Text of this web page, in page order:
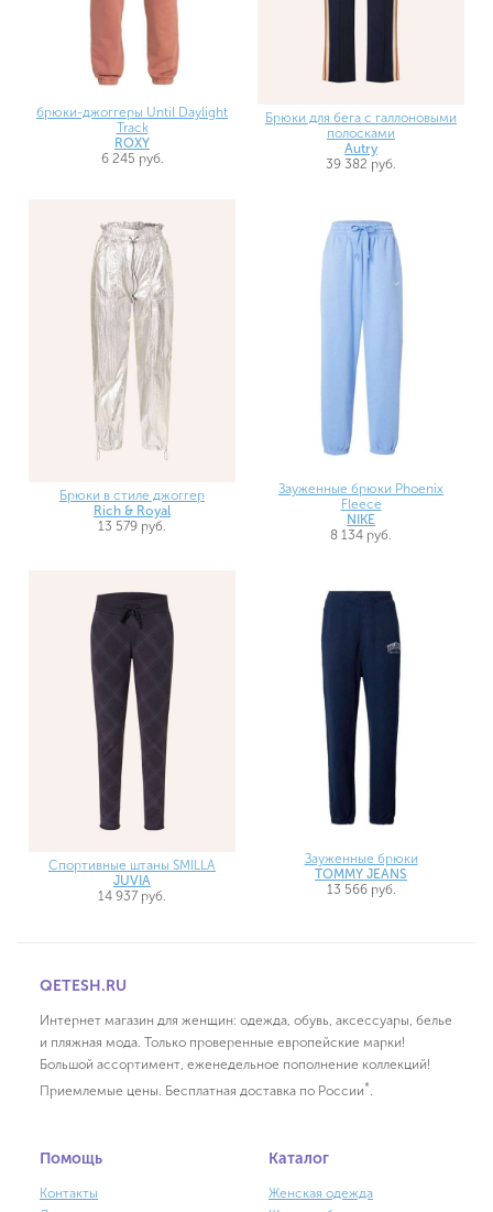
брюки-джоггеры Until Daylight
Track
ROXY
6 245 руб.
Брюки для бега с галлоновыми
полосками
Autry
39 382 руб.
Брюки в стиле джоггер
Rich & Royal
13 579 руб.
Зауженные брюки Phoenix
Fleece
NIKE
8 134 руб.
Спортивные штаны SMILLA
JUVIA
14 937 руб.
Зауженные брюки
TOMMY JEANS
13 566 руб.
QETESH.RU
Интернет магазин для женщин: одежда, обувь, аксессуары, белье
и пляжная мода. Только проверенные европейские марки!
Большой ассортимент, еженедельное пополнение коллекций!
Приемлемые цены. Бесплатная доставка по России*.
Помощь
Контакты
Каталог
Женская одежда